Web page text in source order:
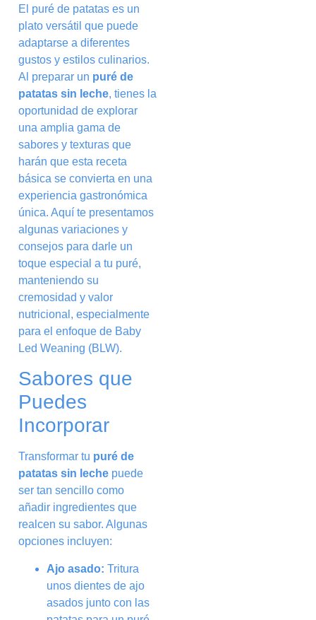
El puré de patatas es un
plato versátil que puede
adaptarse a diferentes
gustos y estilos culinarios.
Al preparar un puré de
patatas sin leche, tienes la
oportunidad de explorar
una amplia gama de
sabores y texturas que
harán que esta receta
básica se convierta en una
experiencia gastronómica
única. Aquí te presentamos
algunas variaciones y
consejos para darle un
toque especial a tu puré,
manteniendo su
cremosidad y valor
nutricional, especialmente
para el enfoque de Baby
Led Weaning (BLW).
Sabores que
Puedes
Incorporar
Transformar tu puré de
patatas sin leche puede
ser tan sencillo como
añadir ingredientes que
realcen su sabor. Algunas
opciones incluyen:
Ajo asado: Tritura
unos dientes de ajo
asados junto con las